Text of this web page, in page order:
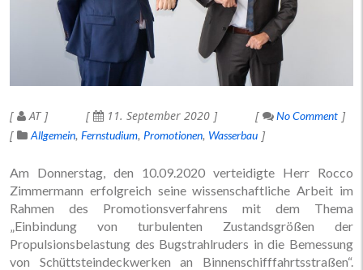
AT 11. September 2020
No Comment
Allgemein Fernstudium Promotionen Wasserbau
Am Donnerstag, den 10.09.2020 verteidigte Herr Rocco
Zimmermann erfolgreich seine wissenschaftliche Arbeit im
Rahmen des Promotionsverfahrens mit dem Thema
„Einbindung von turbulenten Zustandsgrößen der
Propulsionsbelastung des Bugstrahlruders in die Bemessung
von Schüttsteindeckwerken an Binnenschifffahrtsstraßen“.